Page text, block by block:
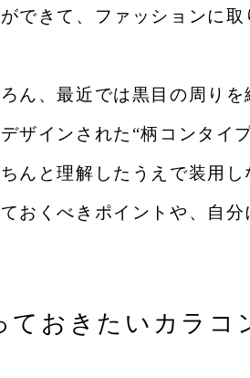
できて、ファッションに
ん、最近では黒目の周り
ザインされた“柄コンタイ
んと理解したうえで装用
おくべきポイントや、自
ておきたいカラコ